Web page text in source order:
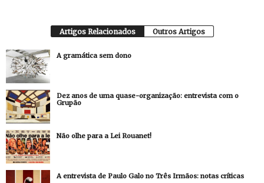
Artigos Relacionados Outros Artigos
A gramática sem dono
Dez anos de uma quase-organização: entrevista com o
Grupão
Não olhe para a Lei Rouanet!
A entrevista de Paulo Galo no Três Irmãos: notas críticas